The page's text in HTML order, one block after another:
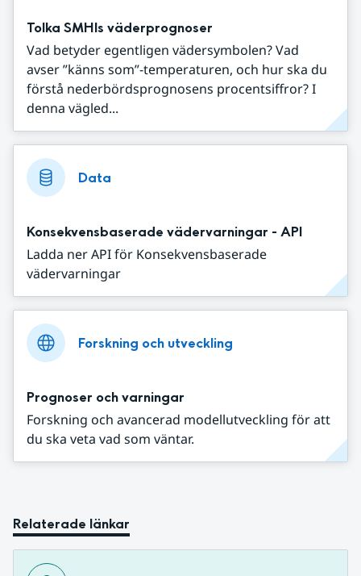
Tolka SMHIs väderprognoser
Vad betyder egentligen vädersymbolen? Vad
avser ”känns som”-temperaturen, och hur ska du
förstå nederbördsprognosens procentsiffror? I
denna vägled...
Data
Konsekvensbaserade vädervarningar - API
Ladda ner API för Konsekvensbaserade
vädervarningar
Forskning och utveckling
Prognoser och varningar
Forskning och avancerad modellutveckling för att
du ska veta vad som väntar.
Relaterade länkar